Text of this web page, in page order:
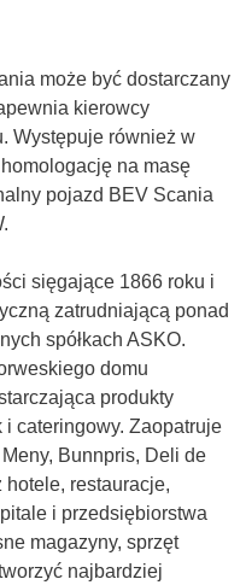
może być dostarczany
kierowcy
Występuje również w
na masę
pojazd BEV Scania
sięgające 1866 roku i
zatrudniającą ponad
spółkach ASKO.
domu
produkty
cateringowy. Zaopatruje
Bunnpris, Deli de
hotele, restauracje,
i przedsiębiorstwa
magazyny, sprzęt
najbardziej